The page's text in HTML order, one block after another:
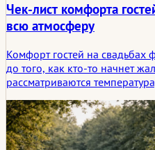
Чек-лист комфорта
всю атмосферу
Комфорт гостей на свадьбах
до того, как кто-то начнет
рассматриваются
меняют восприятие всего